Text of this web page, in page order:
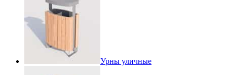
Урны уличные